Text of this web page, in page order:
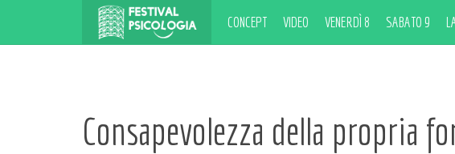
CONCEPT VIDEO VENERDÌ 8 SABATO 9
Consapevolezza della propria